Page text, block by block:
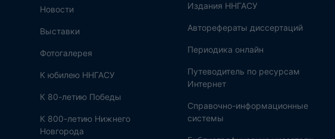
Новости
Выставки
Фотогалерея
К юбилею ННГАСУ
К 80-летию Победы
К 800-летию Нижнего
Новгорода
Издания ННГАСУ
Авторефераты диссертаций
Периодика онлайн
Путеводитель по ресурсам
Интернет
Справочно-информационные
системы